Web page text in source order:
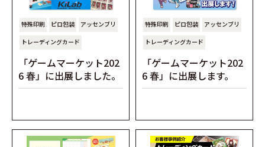
特殊印刷 ピロ包装
アッセンブリ
トレーディングカード
「ゲームマーケット202
6 春」に出展しました。
特殊印刷 ピロ包装
アッセンブリ
トレーディングカード
「ゲームマーケット202
6 春」に出展します。